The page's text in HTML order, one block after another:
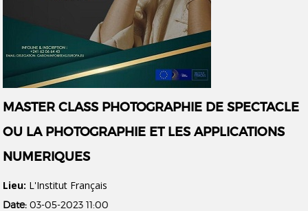
MASTER CLASS PHOTOGRAPHIE DE SPECTACLE
OU LA PHOTOGRAPHIE ET LES APPLICATIONS
NUMERIQUES
Lieu: L'Institut Français
Date: 03-05-2023 11:00